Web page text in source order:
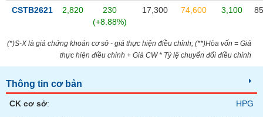
CSTB2621 2,820
230
(+8.88%)
17,300 74,600 3,100
(*)S-X là giá chứng khoán cơ sở - giá thực hiện điều chỉnh; (**)Hòa vốn = Giá
thực hiện điều chỉnh + Giá CW * Tỷ lệ chuyển đổi điều chỉnh
Thông tin cơ bản
CK cơ sở:
HPG
Sách